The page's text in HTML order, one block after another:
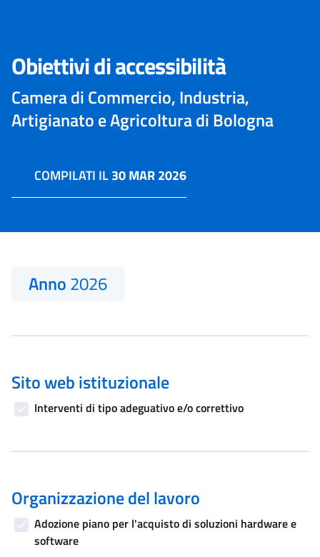
Obiettivi di accessibilità
Camera di Commercio, Industria,
Artigianato e Agricoltura di Bologna
COMPILATI IL30 MAR 2026
Anno2026
Sito web istituzionale
Interventi di tipo adeguativo e/o correttivo
Organizzazione del lavoro
Adozione piano per l'acquisto di soluzioni hardware e
software